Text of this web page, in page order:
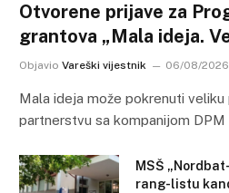
Otvorene prijave za
grantova „Mala ideja.
Objavio Vareški vijestnik 06/08/2026
Mala ideja može pokrenuti veliku
partnerstvu sa kompanijom
MSŠ
rang-listu